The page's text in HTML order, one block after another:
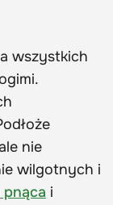
wszystkich
nie
wilgotnych i
i